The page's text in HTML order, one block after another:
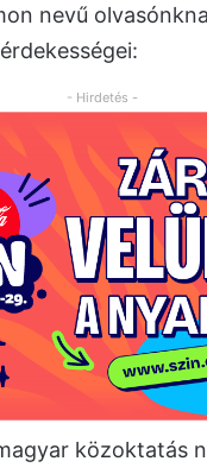
nevű
- Hirdetés -
közoktatás